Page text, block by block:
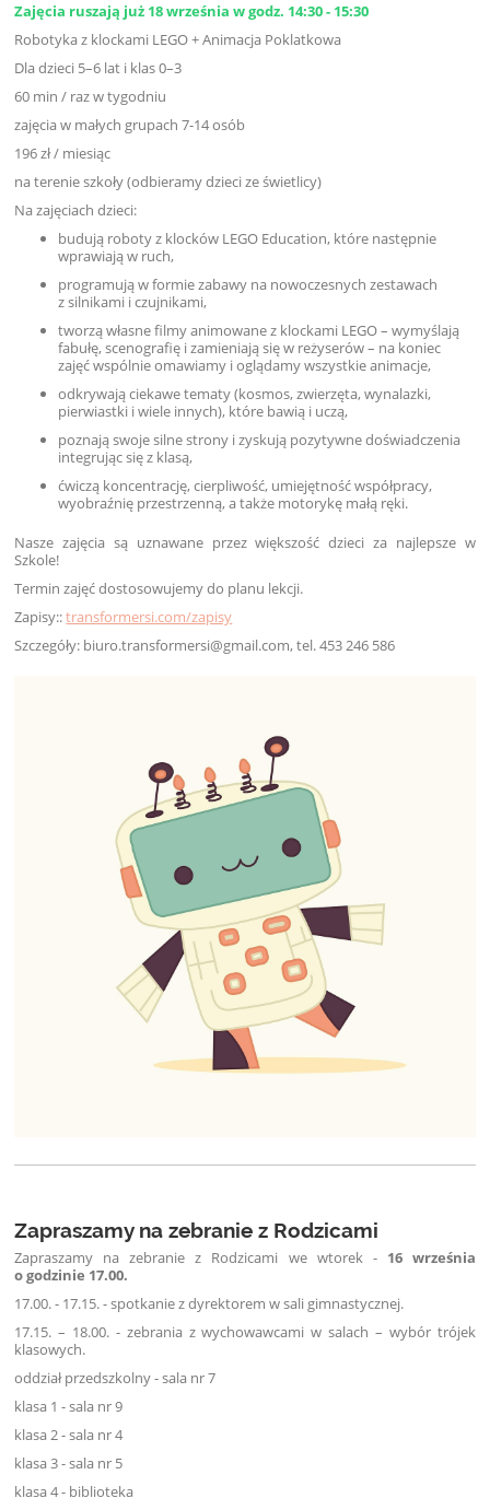
Zajęcia ruszają już 18 września w godz. 14:30 - 15:30
Robotyka z klockami LEGO + Animacja Poklatkowa
Dla dzieci 5–6 lat i klas 0–3
60 min / raz w tygodniu
zajęcia w małych grupach 7-14 osób
196 zł / miesiąc
na terenie szkoły (odbieramy dzieci ze świetlicy)
Na zajęciach dzieci:
budują roboty z klocków LEGO Education, które następnie
wprawiają w ruch,
programują w formie zabawy na nowoczesnych zestawach
z silnikami i czujnikami,
tworzą własne filmy animowane z klockami LEGO – wymyślają
fabułę, scenografię i zamieniają się w reżyserów – na koniec
zajęć wspólnie omawiamy i oglądamy wszystkie animacje,
odkrywają ciekawe tematy (kosmos, zwierzęta, wynalazki,
pierwiastki i wiele innych), które bawią i uczą,
poznają swoje silne strony i zyskują pozytywne doświadczenia
integrując się z klasą,
ćwiczą koncentrację, cierpliwość, umiejętność współpracy,
wyobraźnię przestrzenną, a także motorykę małą ręki.
Nasze zajęcia są uznawane przez większość dzieci za najlepsze w
Szkole!
Termin zajęć dostosowujemy do planu lekcji.
Zapisy::transformersi.com/zapisy
Szczegóły: biuro.transformersi@gmail.com, tel. 453 246 586
Zapraszamy na zebranie z Rodzicami
Zapraszamy na zebranie z Rodzicami we wtorek - 16 września
o godzinie 17.00.
17.00. - 17.15. - spotkanie z dyrektorem w sali gimnastycznej.
17.15. – 18.00. - zebrania z wychowawcami w salach – wybór trójek
klasowych.
oddział przedszkolny - sala nr 7
klasa 1 - sala nr 9
klasa 2 - sala nr 4
klasa 3 - sala nr 5
klasa 4 - biblioteka